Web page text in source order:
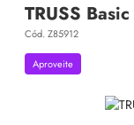
TRUSS Basic
Cód. Z85912
Aproveite